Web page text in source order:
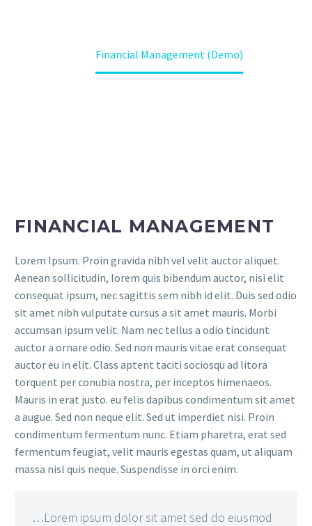
Financial Management (Demo)
FINANCIAL MANAGEMENT
Lorem Ipsum. Proin gravida nibh vel velit auctor aliquet.
Aenean sollicitudin, lorem quis bibendum auctor, nisi elit
consequat ipsum, nec sagittis sem nibh id elit. Duis sed odio
sit amet nibh vulputate cursus a sit amet mauris. Morbi
accumsan ipsum velit. Nam nec tellus a odio tincidunt
auctor a ornare odio. Sed non mauris vitae erat consequat
auctor eu in elit. Class aptent taciti sociosqu ad litora
torquent per conubia nostra, per inceptos himenaeos.
Mauris in erat justo. eu felis dapibus condimentum sit amet
a augue. Sed non neque elit. Sed ut imperdiet nisi. Proin
condimentum fermentum nunc. Etiam pharetra, erat sed
fermentum feugiat, velit mauris egestas quam, ut aliquam
massa nisl quis neque. Suspendisse in orci enim.
…Lorem ipsum dolor sit amet sed do eiusmod